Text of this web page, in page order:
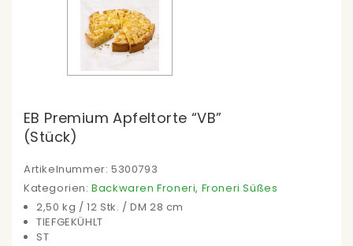
EB Premium Apfeltorte “VB”
(Stück)
Artikelnummer: 5300793
Kategorien:Backwaren Froneri, Froneri Süßes
2,50 kg / 12 Stk. / DM 28 cm
TIEFGEKÜHLT
ST